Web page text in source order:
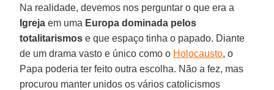
Na realidade, devemos nos perguntar o que era a
Igreja em uma Europa dominada pelos
totalitarismos e que espaço tinha o papado. Diante
de um drama vasto e único como o Holocausto, o
Papa poderia ter feito outra escolha. Não a fez, mas
procurou manter unidos os vários catolicismos